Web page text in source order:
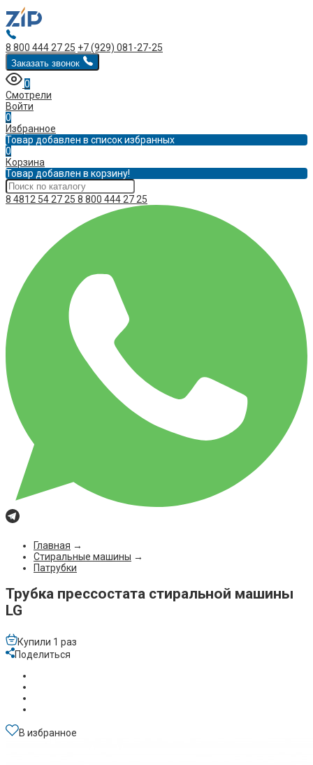
8 800 444 27 25 +7 (929) 081-27-25
Заказать звонок
0
Смотрели
Войти
0
Избранное
Товар добавлен в список избранных
0
Корзина
Товар добавлен в корзину!
8 4812 54 27 25 8 800 444 27 25
Главная →
Стиральные машины →
Патрубки
Трубка прессостата стиральной машины
LG
Купили 1 раз
Поделиться
В избранное